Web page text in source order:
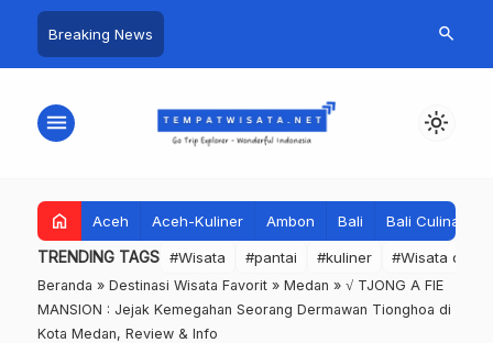
Breaking News search
menu light_mode
home Aceh Aceh-Kuliner Ambon Bali Bali Culinary
TRENDING TAGS #Wisata #pantai #kuliner #Wisata dan
Beranda » Destinasi Wisata Favorit » Medan » √ TJONG A FIE
MANSION : Jejak Kemegahan Seorang Dermawan Tionghoa di
Kota Medan, Review & Info